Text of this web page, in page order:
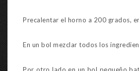
Precalentar el horno a 200 grados,
En un bol mezclar todos los